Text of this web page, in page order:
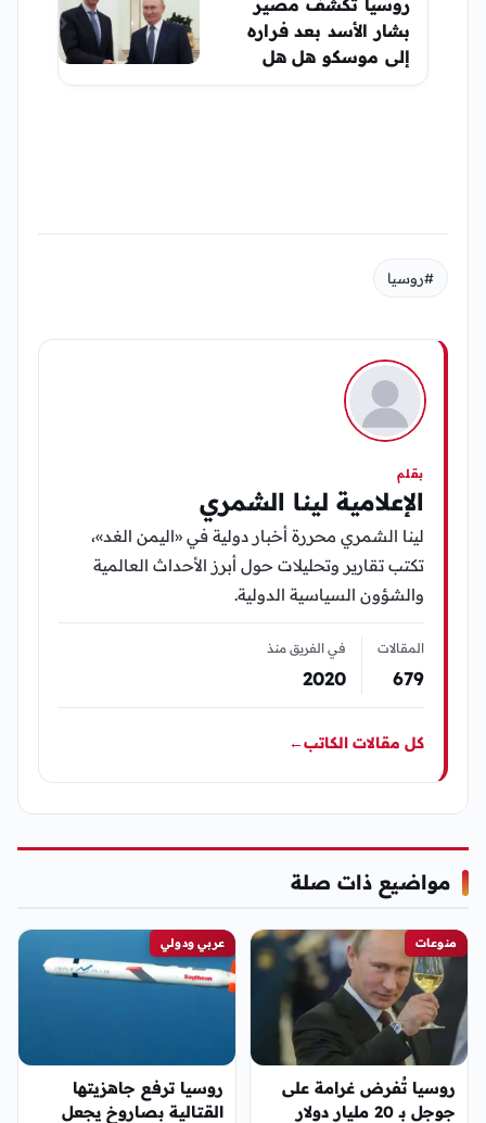
روسيا تكشف مصير
بشار الأسد بعد فراره
إلى موسكو هل هل
ستسلم بشار الأسد
#روسيا
بقلم
الإعلامية لينا الشمري
لينا الشمري محررة أخبار دولية في «اليمن الغد»،
تكتب تقارير وتحليلات حول أبرز الأحداث العالمية
والشؤون السياسية الدولية.
المقالات
679
في الفريق منذ
2020
كل مقالات الكاتب←
مواضيع ذات صلة
منوعات
روسيا تُفرض غرامة على
جوجل بـ 20 مليار دولار
عربي ودولي
روسيا ترفع جاهزيتها
القتالية بصاروخ يجعل